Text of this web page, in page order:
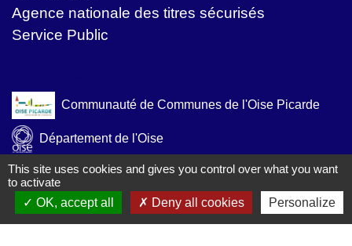
Agence nationale des titres sécurisés
Service Public
Communauté de Communes de l'Oise Picarde
Département de l'Oise
Région Hauts-de-France
Préfecture de l'Oise
This site uses cookies and gives you control over what you want
to activate
OK, accept all
Deny all cookies Personalize